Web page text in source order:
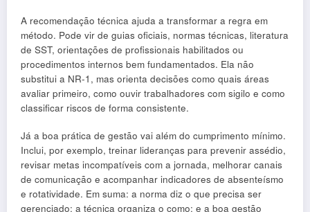
A recomendação técnica ajuda a transformar a regra em
método. Pode vir de guias oficiais, normas técnicas, literatura
de SST, orientações de profissionais habilitados ou
procedimentos internos bem fundamentados. Ela não
substitui a NR-1, mas orienta decisões como quais áreas
avaliar primeiro, como ouvir trabalhadores com sigilo e como
classificar riscos de forma consistente.
Já a boa prática de gestão vai além do cumprimento mínimo.
Inclui, por exemplo, treinar lideranças para prevenir assédio,
revisar metas incompatíveis com a jornada, melhorar canais
de comunicação e acompanhar indicadores de absenteísmo
e rotatividade. Em suma: a norma diz o que precisa ser
gerenciado; a técnica organiza o como; e a boa gestão